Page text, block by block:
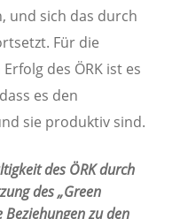
und sich das durch
Für die
des ÖRK ist es
es den
sie produktiv sind.
des ÖRK durch
des „Green
Beziehungen zu den